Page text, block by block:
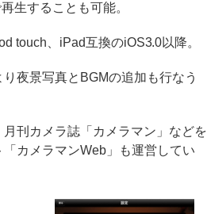
生することも可能。
touch、iPad互換のiOS3.0以降。
夜景写真とBGMの追加も行なう
刊カメラ誌「カメラマン」などを
カメラマンWeb」も運営してい